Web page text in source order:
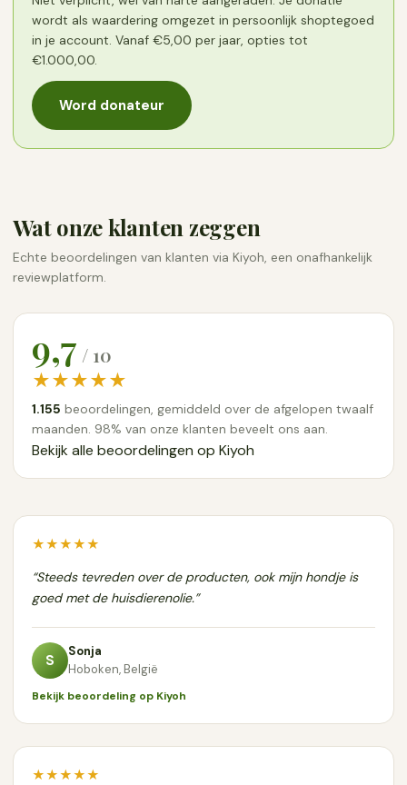
wordt als waardering omgezet in persoonlijk shoptegoed
in je account. Vanaf €5,00 per jaar, opties tot
€1.000,00.
Word donateur
Wat onze klanten zeggen
Echte beoordelingen van klanten via Kiyoh, een onafhankelijk
reviewplatform.
9,7 / 10
★★★★★
1.155 beoordelingen, gemiddeld over de afgelopen twaalf
maanden. 98% van onze klanten beveelt ons aan.
Bekijk alle beoordelingen op Kiyoh
★★★★★
“Steeds tevreden over de producten, ook mijn hondje is
goed met de huisdierenolie.”
S
Sonja
Hoboken, België
Bekijk beoordeling op Kiyoh
★★★★★